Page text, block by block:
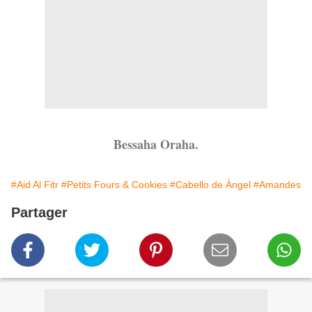
Bessaha Oraha.
#Aid Al Fitr #Petits Fours & Cookies #Cabello de Àngel #Amandes
Partager